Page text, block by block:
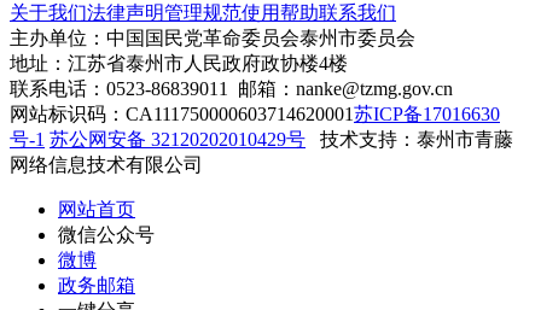
关于我们法律声明管理规范使用帮助联系我们
主办单位：中国国民党革命委员会泰州市委员会
地址：江苏省泰州市人民政府政协楼4楼
联系电话：0523-86839011 邮箱：nanke@tzmg.gov.cn
网站标识码：CA111750000603714620001苏ICP备17016630
号-1 苏公网安备 32120202010429号
技术支持：泰州市青藤
网络信息技术有限公司
网站首页
微信公众号
微博
政务邮箱